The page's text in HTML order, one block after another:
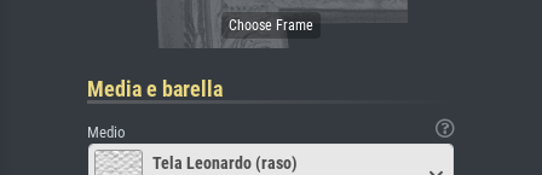
Media e barella
Medio
Tela Leonardo (raso)